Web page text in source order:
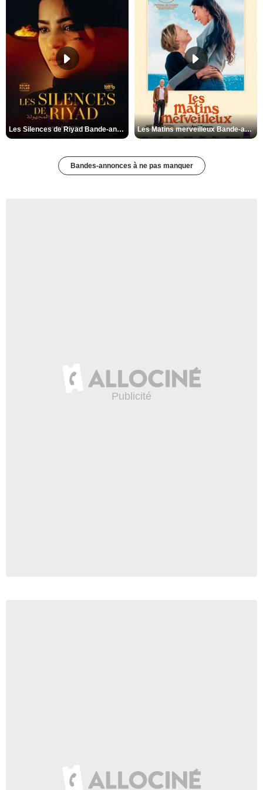
Les Silences de Riyad Bande-annonce VO STFR Les Matins merveilleux Bande-annonce VF
Bandes-annonces à ne pas manquer